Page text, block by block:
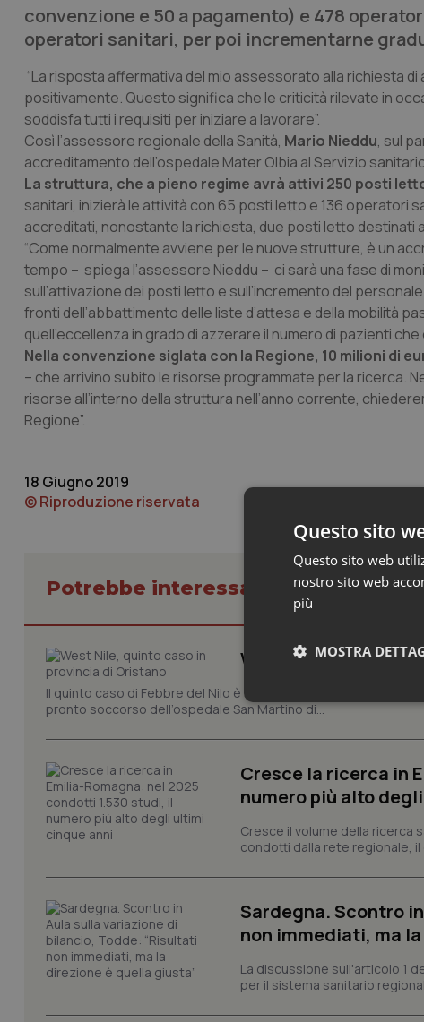
convenzione e 50 a pagamento) e 478
operatori sanitari, per poi incrementarne
“La risposta affermativa del mio assessorato alla richiesta
positivamente. Questo significa che le criticità rilevate in
soddisfa tutti i requisiti per iniziare a lavorare”.
Così l’assessore regionale della Sanità, Mario Nieddu, sul
accreditamento dell’ospedale Mater Olbia al Servizio
La struttura, che a pieno regime avrà attivi 250 posti
sanitari, inizierà le attività con 65 posti letto e 136 operatori
accreditati, nonostante la richiesta, due posti letto destinati
“Come normalmente avviene per le nuove strutture, è un
tempo – spiega l’assessore Nieddu – ci sarà una fase di
sull’attivazione dei posti letto e sull’incremento del
fronti dell’abbattimento delle liste d’attesa e della mobilità
quell’eccellenza in grado di azzerare il numero di pazienti
Nella convenzione siglata con la Regione, 10 milioni di
– che arrivino subito le risorse programmate per la ricerca.
risorse all’interno della struttura nell’anno corrente,
Regione”.
18 Giugno 2019
© Riproduzione riservata
Potrebbe interessarti in Regioni e
West Nile, quinto
Il quinto caso di Febbre del Nilo è stato registrato in provincia
pronto soccorso dell’ospedale San Martino di...
Cresce la ricerca in
numero più alto
Cresce il volume della ricerca
condotti dalla rete regionale,
Sardegna. Scontro
non immediati, ma
La discussione sull'articolo 1
per il sistema sanitario
Questo sito
Questo sito web
nostro sito web
più
MOSTRA
e l'accesso alle aree
Nome